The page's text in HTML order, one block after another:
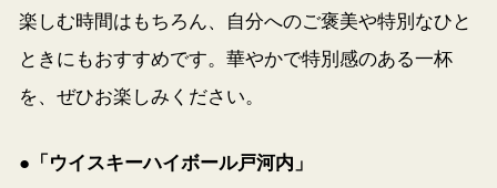
楽しむ時間はもちろん、自分へのご褒美や特別なひと
ときにもおすすめです。華やかで特別感のある一杯
を、ぜひお楽しみください。
●「ウイスキーハイボール戸河内」